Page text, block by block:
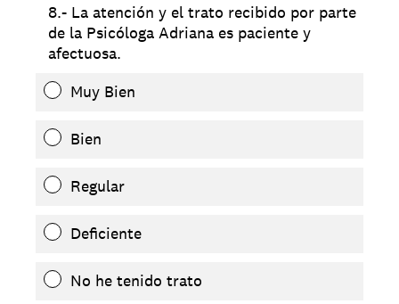
8.- La atención y el trato recibido por parte
de la Psicóloga Adriana es paciente y
afectuosa.
Muy Bien
Bien
Regular
Deficiente
No he tenido trato